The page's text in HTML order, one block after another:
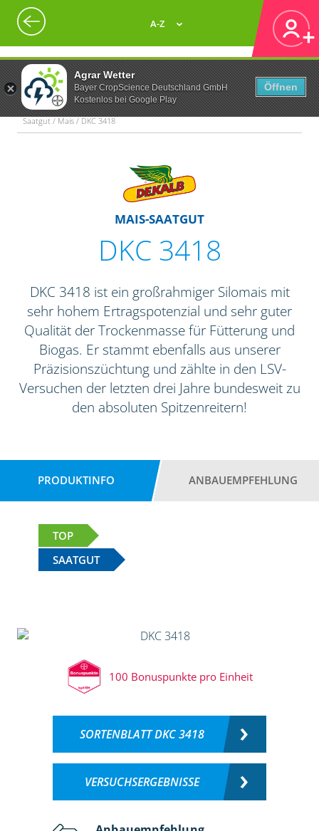
Agrar Wetter
Bayer CropScience Deutschland GmbH
Kostenlos bei Google Play
Öffnen
A-Z
Saatgut / Mais / DKC 3418
MAIS-SAATGUT
DKC 3418
DKC 3418 ist ein großrahmiger Silomais mit
sehr hohem Ertragspotenzial und sehr guter
Qualität der Trockenmasse für Fütterung und
Biogas. Er stammt ebenfalls aus unserer
Präzisionszüchtung und zählte in den LSV-
Versuchen der letzten drei Jahre bundesweit zu
den absoluten Spitzenreitern!
PRODUKTINFO ANBAUEMPFEHLUNG
TOP
SAATGUT
100 Bonuspunkte pro Einheit
SORTENBLATT DKC 3418
VERSUCHSERGEBNISSE